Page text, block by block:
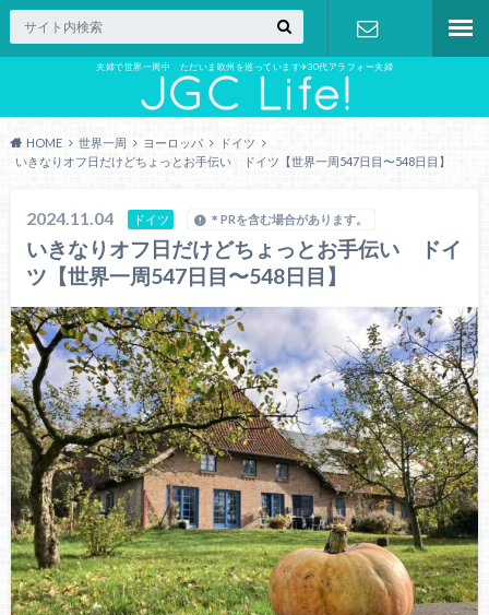
夫婦で世界一周中 ただいま欧州を巡っています✈︎30代アラフォー夫婦
お問い合わ
HOME 世界一周 ヨーロッパ
ドイツ
いきなりオフ日だけどちょっとお手伝い ドイツ【世界一周547日目〜548日目】
2024.11.04 ドイツ ＊PRを含む場合があります。
いきなりオフ日だけどちょっとお手伝い ドイ
ツ【世界一周547日目〜548日目】